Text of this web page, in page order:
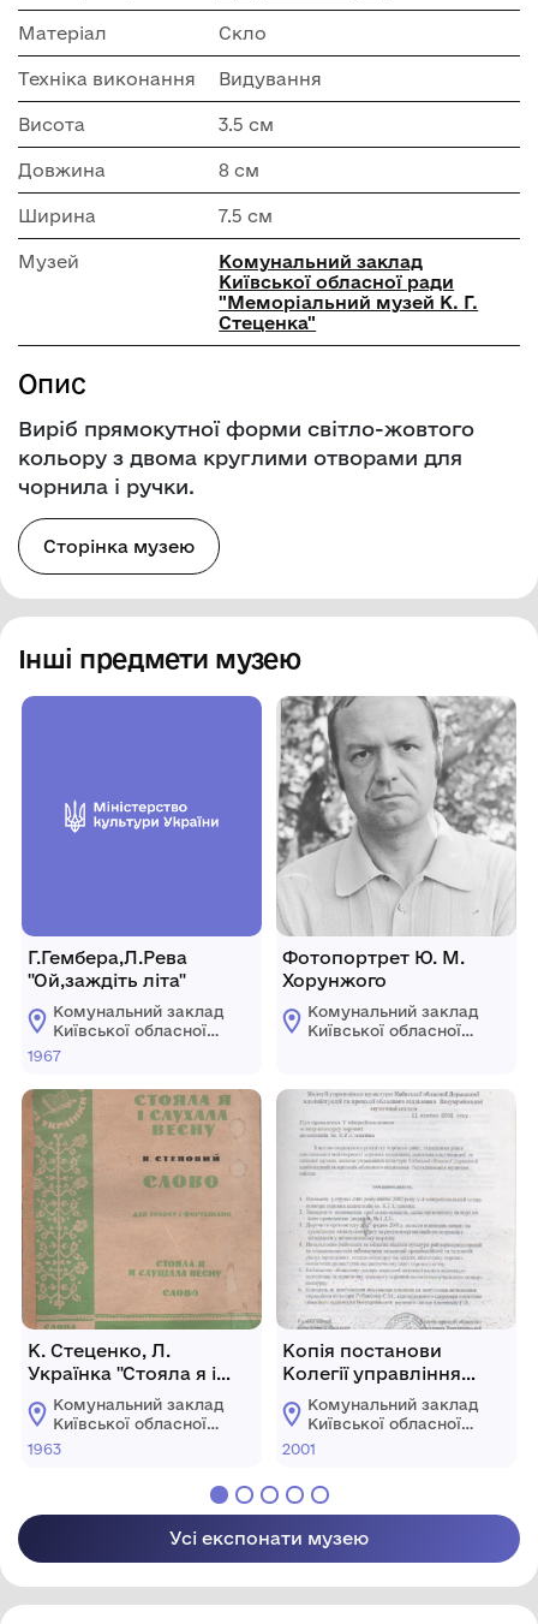
Матеріал Скло
Техніка виконання Видування
Висота 3.5 см
Довжина 8 см
Ширина 7.5 см
Музей
Комунальний заклад
Київської обласної ради
"Меморіальний музей К. Г.
Стеценка"
Опис
Виріб прямокутної форми світло-жовтого
кольору з двома круглими отворами для
чорнила і ручки.
Сторінка музею
Інші предмети музею
Г.Гембера,Л.Рева
"Ой,заждіть літа"
Комунальний заклад
Київської обласної
ради "Меморіальний
Стеценка"
1967
К. Стеценко, Л.
Українка "Стояла я і
слухала весну"
Комунальний заклад
Київської обласної
ради "Меморіальний
1963
Фотопортрет Ю. М.
Хорунжого
Комунальний заклад
Київської обласної
Стеценка"
Копія постанови
Колегії управління
культури КОДА та
президії обласного
відділення
музичної спілки
Комунальний заклад
Київської обласної
ради "Меморіальний
2001
Усі експонати музею